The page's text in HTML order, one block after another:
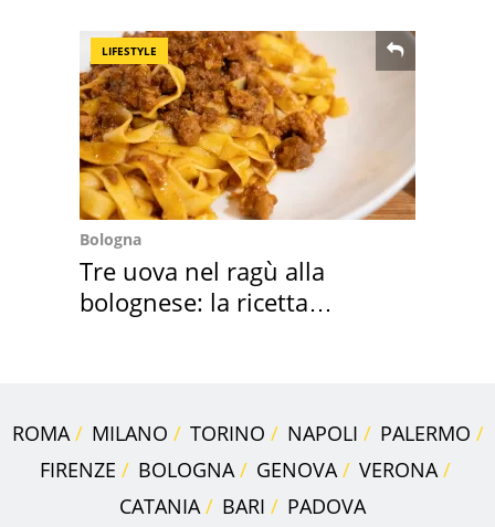
LIFESTYLE
Bologna
Tre uova nel ragù alla
bolognese: la ricetta
ROMA MILANO TORINO NAPOLI
PALERMO
FIRENZE
BOLOGNA GENOVA
VERONA
CATANIA
BARI PADOVA